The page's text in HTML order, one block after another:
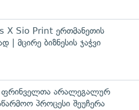
X Sio Print ერთმანეთის
| მცირე ბიზნესის ჯაჭვი
ფრინველთა არალეგალურ
პროცესი შეუჩერა